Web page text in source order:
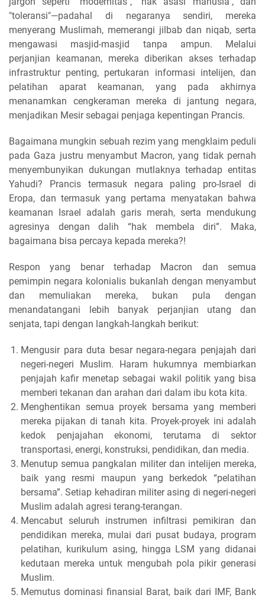
"toleransi"—padahal di negaranya sendiri, mereka
menyerang Muslimah, memerangi jilbab dan niqab, serta
mengawasi masjid-masjid tanpa ampun. Melalui
perjanjian keamanan, mereka diberikan akses terhadap
infrastruktur penting, pertukaran informasi intelijen, dan
pelatihan aparat keamanan, yang pada akhirnya
menanamkan cengkeraman mereka di jantung negara,
menjadikan Mesir sebagai penjaga kepentingan Prancis.
Bagaimana mungkin sebuah rezim yang mengklaim peduli
pada Gaza justru menyambut Macron, yang tidak pernah
menyembunyikan dukungan mutlaknya terhadap entitas
Yahudi? Prancis termasuk negara paling pro-Israel di
Eropa, dan termasuk yang pertama menyatakan bahwa
keamanan Israel adalah garis merah, serta mendukung
agresinya dengan dalih “hak membela diri”. Maka,
bagaimana bisa percaya kepada mereka?!
Respon yang benar terhadap Macron dan semua
pemimpin negara kolonialis bukanlah dengan menyambut
dan memuliakan mereka, bukan pula dengan
menandatangani lebih banyak perjanjian utang dan
senjata, tapi dengan langkah-langkah berikut:
Mengusir para duta besar negara-negara penjajah dari
negeri-negeri Muslim. Haram hukumnya membiarkan
penjajah kafir menetap sebagai wakil politik yang bisa
memberi tekanan dan arahan dari dalam ibu kota kita.
Menghentikan semua proyek bersama yang memberi
mereka pijakan di tanah kita. Proyek-proyek ini adalah
kedok penjajahan ekonomi, terutama di sektor
transportasi, energi, konstruksi, pendidikan, dan media.
Menutup semua pangkalan militer dan intelijen mereka,
baik yang resmi maupun yang berkedok “pelatihan
bersama”. Setiap kehadiran militer asing di negeri-negeri
Muslim adalah agresi terang-terangan.
Mencabut seluruh instrumen infiltrasi pemikiran dan
pendidikan mereka, mulai dari pusat budaya, program
pelatihan, kurikulum asing, hingga LSM yang didanai
kedutaan mereka untuk mengubah pola pikir generasi
Muslim.
Memutus dominasi finansial Barat, baik dari IMF, Bank